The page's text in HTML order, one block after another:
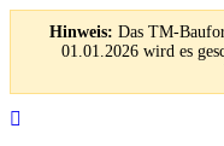
Hinweis: Das TM-
01.01.2026 wird es